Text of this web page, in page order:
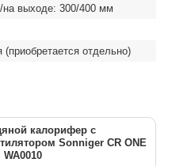
на выходе: 300/400 мм
(приобретается отдельно)
калорифер с
Sonniger CR ONE
WA0010